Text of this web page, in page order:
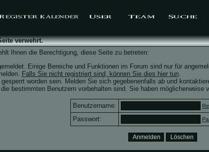
verwehrt.
Ihnen die Berechtigung, diese Seite zu betreten:
Einige Bereiche und Funktionen im Forum sind nur für
Falls Sie nicht registriert sind, können Sie dies hier tun.
gesperrt worden sein. Melden Sie sich gegebenenfalls ab und
bestimmten Benutzern vorbehalten sind. Sie haben möglicherweise
Benutzername:
Passwort: